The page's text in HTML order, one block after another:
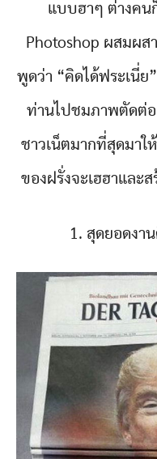
แบบฮาๆ ต่างคน
Photoshop ผสมผส
พูดว่า “คิดได้ฟระเนี่ย
ท่านไปชมภาพตัดต่
ชาวเน็ตมากที่สุดมาใ
ของฝรั่งจะเฮฮาและ
1. สุดยอดงา